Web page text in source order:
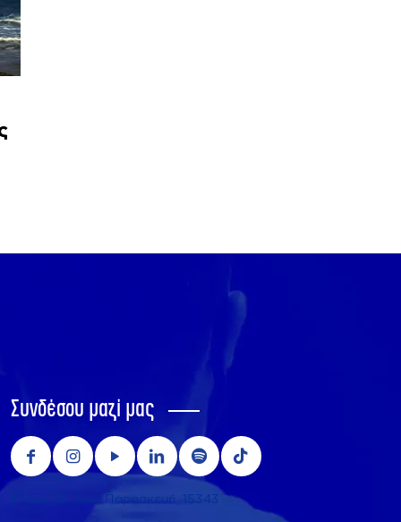
Συνδέσου μαζί μας
Τήνου 25, Αγία Παρασκευή, 15343